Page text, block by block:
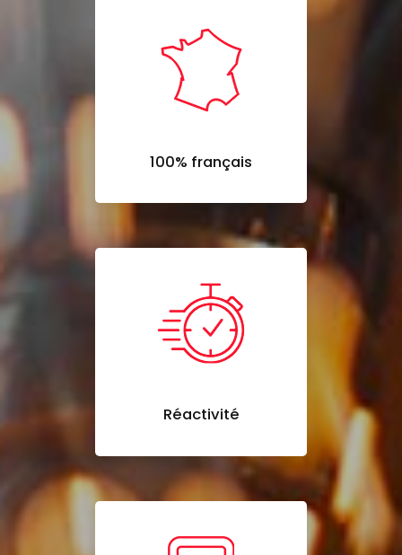
100% français
Réactivité